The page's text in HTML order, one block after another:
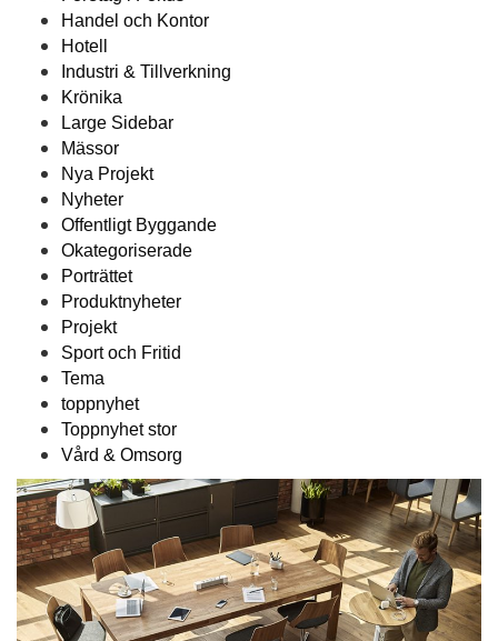
Handel och Kontor
Hotell
Industri & Tillverkning
Krönika
Large Sidebar
Mässor
Nya Projekt
Nyheter
Offentligt Byggande
Okategoriserade
Porträttet
Produktnyheter
Projekt
Sport och Fritid
Tema
toppnyhet
Toppnyhet stor
Vård & Omsorg